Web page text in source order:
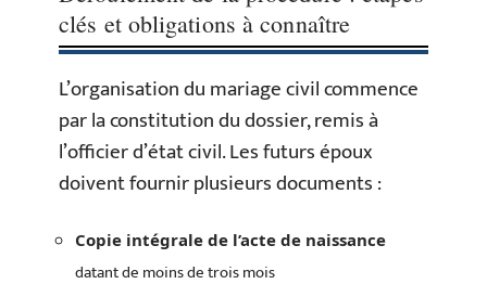
clés et obligations à connaître
L’organisation du mariage civil commence
par la constitution du dossier, remis à
l’officier d’état civil. Les futurs époux
doivent fournir plusieurs documents :
Copie intégrale de l’acte de naissance
datant de moins de trois mois